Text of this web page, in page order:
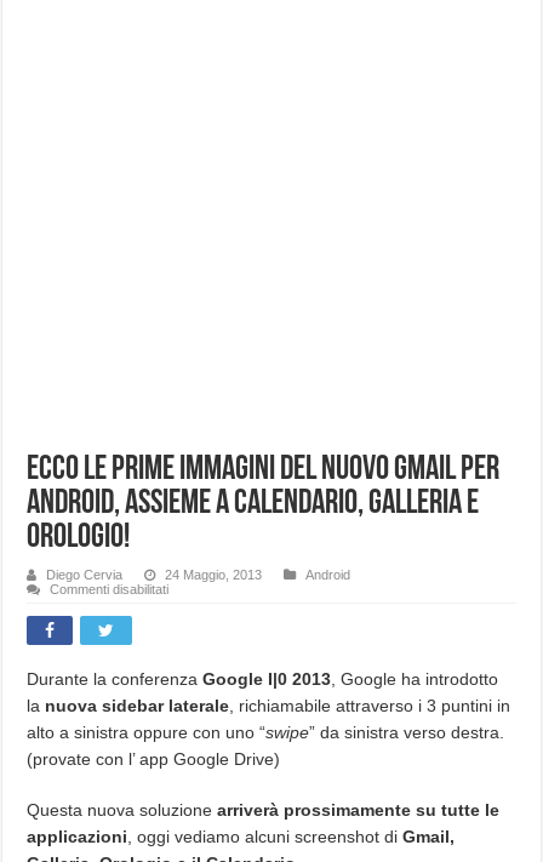
Ecco le prime immagini del nuovo Gmail per
Android, assieme a Calendario, Galleria e
Orologio!
Diego Cervia 24 Maggio, 2013
Android
Commenti disabilitatisu
nuovo
Gmail
per
assieme
Calendario,
Orologio!
Durante la conferenzaGoogle I|0 2013 , Google ha introdotto
la nuova sidebar laterale , richiamabile attraverso i 3 puntini in
alto a sinistra oppure con uno “swipe” da sinistra verso destra.
(provate con l’ app Google Drive)
Questa nuova soluzionearriverà prossimamente su tutte le
applicazioni , oggi vediamo alcuni screenshot diGmail,